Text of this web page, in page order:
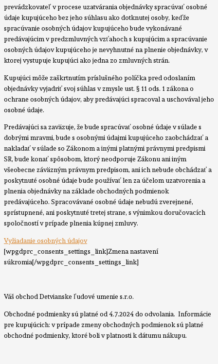
prevádzkovateľ v procese uzatvárania objednávky spracúvať osobné
údaje kupujúceho bez jeho súhlasu ako dotknutej osoby, keďže
spracúvanie osobných údajov kupujúceho bude vykonávané
predávajúcim v predzmluvných vzťahoch s kupujúcim a spracúvanie
osobných údajov kupujúceho je nevyhnutné na plnenie objednávky, v
ktorej vystupuje kupujúci ako jedna zo zmluvných strán.
Kupujúci môže zaškrtnutím príslušného políčka pred odoslaním
objednávky vyjadriť svoj súhlas v zmysle ust. § 11 ods. 1 zákona o
ochrane osobných údajov, aby predávajúci spracoval a uschovával jeho
osobné údaje.
Predávajúci sa zaväzuje, že bude spracúvať osobné údaje v súlade s
dobrými mravmi, bude s osobnými údajmi kupujúceho zaobchádzať a
nakladať v súlade so Zákonom a inými platnými právnymi predpismi
SR, bude konať spôsobom, ktorý neodporuje Zákonu ani iným
všeobecne záväzným právnym predpisom, ani ich nebude obchádzať a
poskytnuté osobné údaje bude používať len za účelom uzatvorenia a
plnenia objednávky na základe obchodných podmienok
predávajúceho. Spracovávané osobné údaje nebudú zverejnené,
sprístupnené, ani poskytnuté tretej strane, s výnimkou doručovacích
spoločností v prípade plnenia kúpnej zmluvy.
Vyžiadanie osobných údajov
[wpgdprc_consents_settings_link]Zmena nastavení
súkromia[/wpgdprc_consents_settings_link]
Váš obchod Detvianske ľudové umenie s.r.o.
Obchodné podmienky sú platné od 4.7.2024 do odvolania. Informácie
pre kupujúcich: v prípade zmeny obchodných podmienok sú platné
obchodné podmienky, ktoré boli v platnosti k dátumu nákupu.